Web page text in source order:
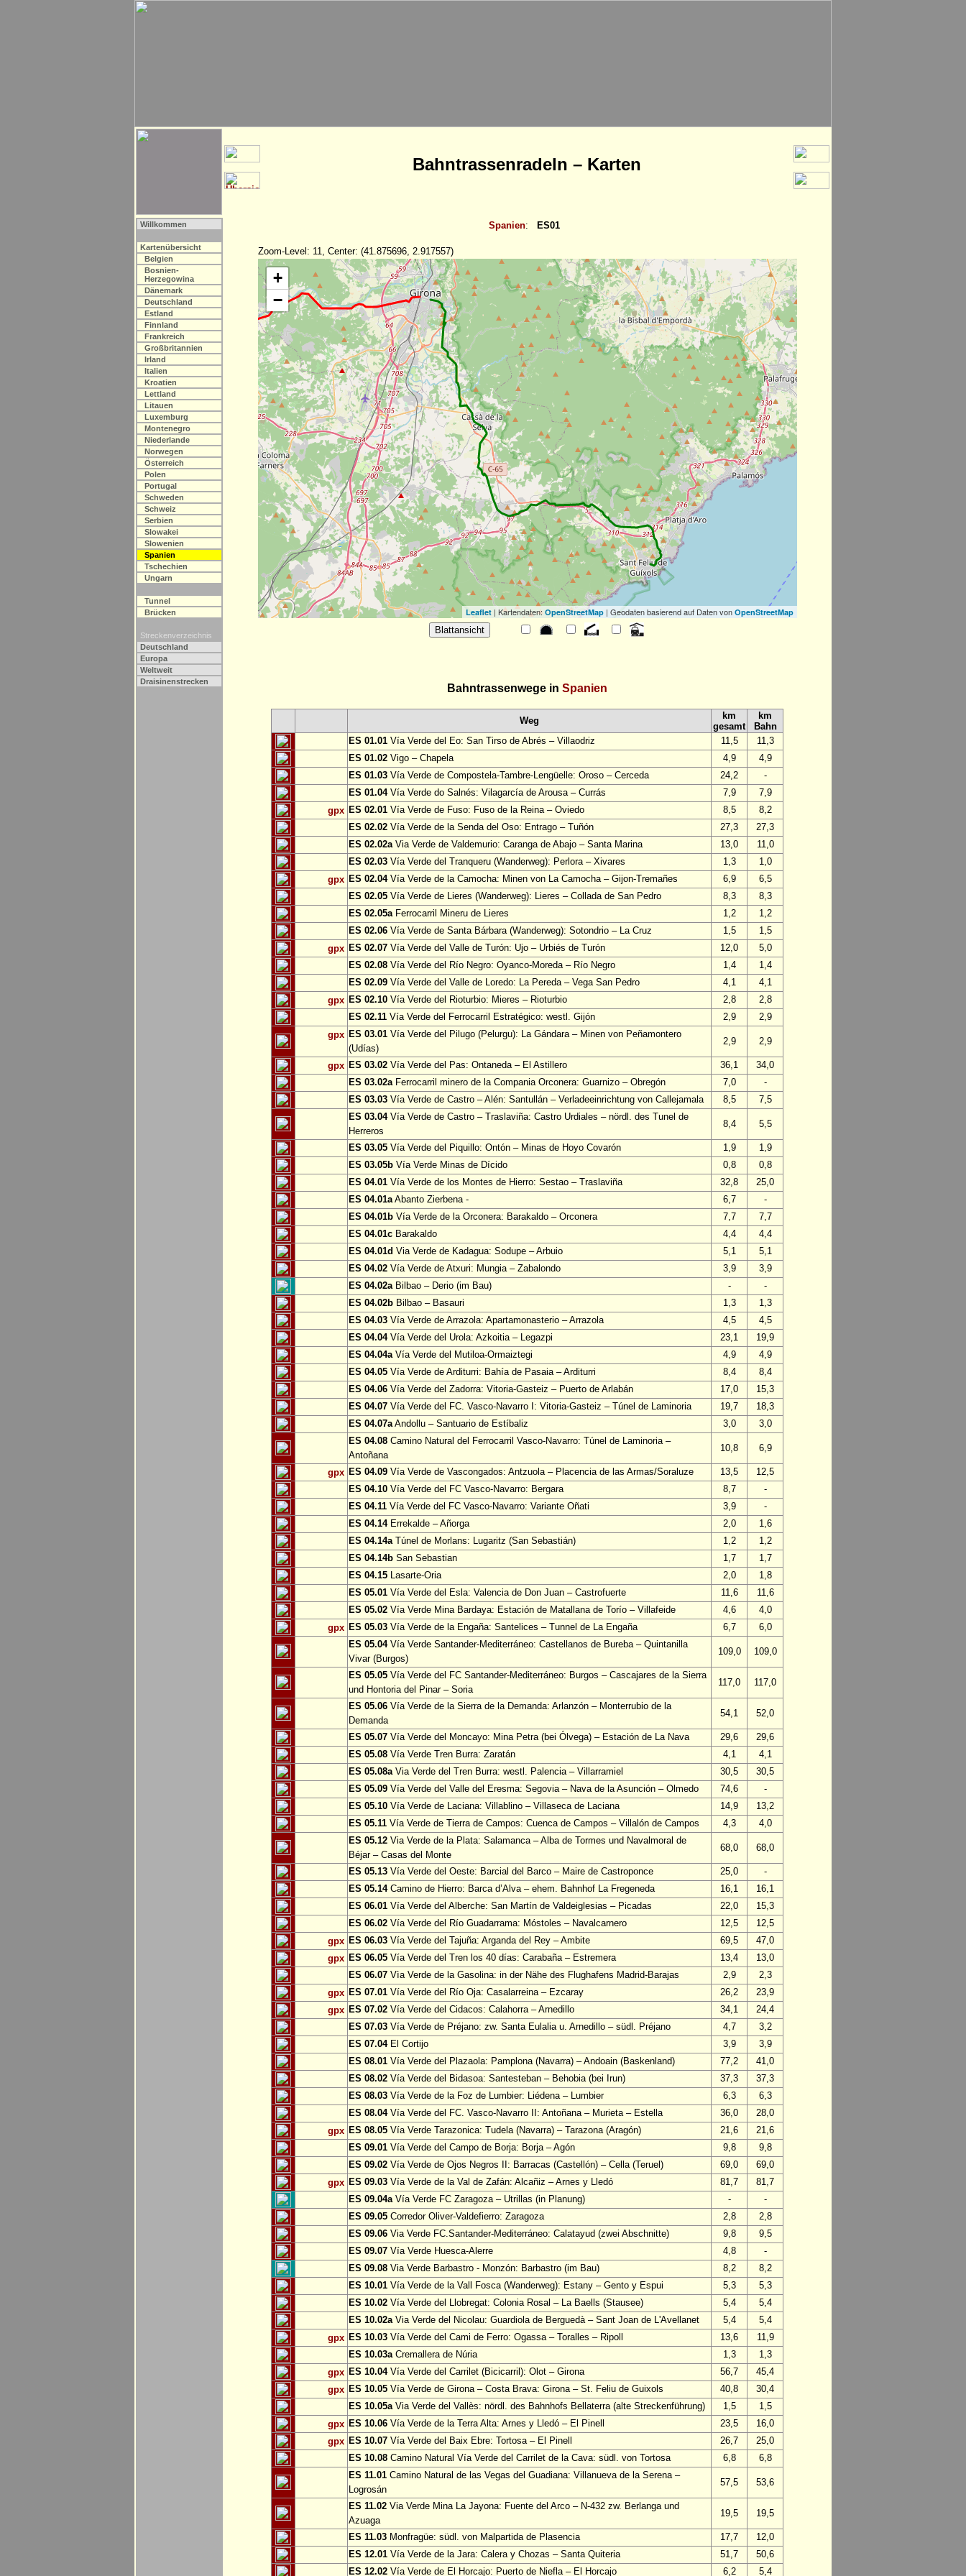
Bahntrassenradeln – Karten
Willkommen
Kartenübersicht
Belgien
Bosnien-
Herzegowina
Dänemark
Deutschland
Estland
Finnland
Frankreich
Großbritannien
Irland
Italien
Kroatien
Lettland
Litauen
Luxemburg
Montenegro
Niederlande
Norwegen
Österreich
Polen
Portugal
Schweden
Schweiz
Serbien
Slowakei
Slowenien
Spanien
Tschechien
Ungarn
Tunnel
Brücken
Streckenverzeichnis
Deutschland
Europa
Weltweit
Draisinenstrecken
Spanien: ES01
Zoom-Level: 11, Center: (41.875696, 2.917557)
+
−
Leaflet| Kartendaten: OpenStreetMap| Geodaten basierend auf Daten von OpenStreetMap
Bahntrassenwege in Spanien
Weg
km
gesamt
km
Bahn
ES 01.01 Vía Verde del Eo: San Tirso de Abrés – Villaodriz 11,5
11,3
ES 01.02 Vigo – Chapela 4,9
4,9
ES 01.03 Vía Verde de Compostela-Tambre-Lengüelle: Oroso – Cerceda 24,2
-
ES 01.04Vía Verde do Salnés: Vilagarcía de Arousa – Currás 7,9
7,9
gpx ES 02.01 Vía Verde de Fuso: Fuso de la Reina – Oviedo 8,5
8,2
ES 02.02 Vía Verde de la Senda del Oso: Entrago – Tuñón 27,3
27,3
ES 02.02aVia Verde de Valdemurio: Caranga de Abajo – Santa Marina 13,0
11,0
ES 02.03 Vía Verde del Tranqueru (Wanderweg): Perlora – Xivares 1,3
1,0
gpx ES 02.04Vía Verde de la Camocha: Minen von La Camocha – Gijon-Tremañes 6,9
6,5
ES 02.05 Vía Verde de Lieres (Wanderweg): Lieres – Collada de San Pedro 8,3
8,3
ES 02.05aFerrocarril Mineru de Lieres 1,2
1,2
ES 02.06 Vía Verde de Santa Bárbara (Wanderweg): Sotondrio – La Cruz 1,5
1,5
gpx ES 02.07 Vía Verde del Valle de Turón: Ujo – Urbiés de Turón 12,0
5,0
ES 02.08 Vía Verde del Río Negro: Oyanco-Moreda – Río Negro 1,4
1,4
ES 02.09 Vía Verde del Valle de Loredo: La Pereda – Vega San Pedro 4,1
4,1
gpx ES 02.10 Vía Verde del Rioturbio: Mieres – Rioturbio 2,8
2,8
ES 02.11 Vía Verde del Ferrocarril Estratégico: westl. Gijón 2,9
2,9
gpx ES 03.01 Vía Verde del Pilugo (Pelurgu): La Gándara – Minen von Peñamontero
(Udías)
2,9 2,9
gpx ES 03.02 Vía Verde del Pas: Ontaneda – El Astillero 36,1
34,0
ES 03.02aFerrocarril minero de la Compania Orconera: Guarnizo – Obregón 7,0
-
ES 03.03 Vía Verde de Castro – Alén: Santullán – Verladeeinrichtung von Callejamala 8,5
7,5
ES 03.04Vía Verde de Castro – Traslaviña: Castro Urdiales – nördl. des Tunel de
Herreros
8,4 5,5
ES 03.05 Vía Verde del Piquillo: Ontón – Minas de Hoyo Covarón 1,9
1,9
ES 03.05b Vía Verde Minas de Dícido 0,8
0,8
ES 04.01 Vía Verde de los Montes de Hierro: Sestao – Traslaviña 32,8
25,0
ES 04.01aAbanto Zierbena - 6,7
-
ES 04.01b Vía Verde de la Orconera: Barakaldo – Orconera 7,7
7,7
ES 04.01c Barakaldo 4,4
4,4
ES 04.01d Via Verde de Kadagua: Sodupe – Arbuio 5,1
5,1
ES 04.02 Vía Verde de Atxuri: Mungia – Zabalondo 3,9
3,9
ES 04.02aBilbao – Derio (im Bau) -
-
ES 04.02b Bilbao – Basauri 1,3
1,3
ES 04.03 Vía Verde de Arrazola: Apartamonasterio – Arrazola 4,5
4,5
ES 04.04Vía Verde del Urola: Azkoitia – Legazpi 23,1
19,9
ES 04.04aVía Verde del Mutiloa-Ormaiztegi 4,9
4,9
ES 04.05 Vía Verde de Arditurri: Bahía de Pasaia – Arditurri 8,4
8,4
ES 04.06 Vía Verde del Zadorra: Vitoria-Gasteiz – Puerto de Arlabán 17,0
15,3
ES 04.07 Vía Verde del FC. Vasco-Navarro I: Vitoria-Gasteiz – Túnel de Laminoria 19,7
18,3
ES 04.07aAndollu – Santuario de Estíbaliz 3,0
3,0
ES 04.08 Camino Natural del Ferrocarril Vasco-Navarro: Túnel de Laminoria –
Antoñana
10,8 6,9
gpx ES 04.09 Vía Verde de Vascongados: Antzuola – Placencia de las Armas/Soraluze 13,5
12,5
ES 04.10 Vía Verde del FC Vasco-Navarro: Bergara 8,7
-
ES 04.11 Vía Verde del FC Vasco-Navarro: Variante Oñati 3,9
-
ES 04.14Errekalde – Añorga 2,0
1,6
ES 04.14aTúnel de Morlans: Lugaritz (San Sebastián) 1,2
1,2
ES 04.14b San Sebastian 1,7
1,7
ES 04.15 Lasarte-Oria 2,0
1,8
ES 05.01 Vía Verde del Esla: Valencia de Don Juan – Castrofuerte 11,6
11,6
ES 05.02 Vía Verde Mina Bardaya: Estación de Matallana de Torío – Villafeide 4,6
4,0
gpx ES 05.03 Vía Verde de la Engaña: Santelices – Tunnel de La Engaña 6,7
6,0
ES 05.04Vía Verde Santander-Mediterráneo: Castellanos de Bureba – Quintanilla
Vivar (Burgos)
109,0 109,0
ES 05.05 Vía Verde del FC Santander-Mediterráneo: Burgos – Cascajares de la Sierra
und Hontoria del Pinar – Soria
117,0 117,0
ES 05.06 Vía Verde de la Sierra de la Demanda: Arlanzón – Monterrubio de la
Demanda
54,1 52,0
ES 05.07 Vía Verde del Moncayo: Mina Petra (bei Ólvega) – Estación de La Nava 29,6
29,6
ES 05.08 Vía Verde Tren Burra: Zaratán 4,1
4,1
ES 05.08aVia Verde del Tren Burra: westl. Palencia – Villarramiel 30,5
30,5
ES 05.09 Vía Verde del Valle del Eresma: Segovia – Nava de la Asunción – Olmedo 74,6
-
ES 05.10 Vía Verde de Laciana: Villablino – Villaseca de Laciana 14,9
13,2
ES 05.11 Vía Verde de Tierra de Campos: Cuenca de Campos – Villalón de Campos 4,3
4,0
ES 05.12 Via Verde de la Plata: Salamanca – Alba de Tormes und Navalmoral de
Béjar – Casas del Monte
68,0 68,0
ES 05.13 Vía Verde del Oeste: Barcial del Barco – Maire de Castroponce 25,0
-
ES 05.14Camino de Hierro: Barca d’Alva – ehem. Bahnhof La Fregeneda 16,1
16,1
ES 06.01 Vía Verde del Alberche: San Martín de Valdeiglesias – Picadas 22,0
15,3
ES 06.02 Vía Verde del Río Guadarrama: Móstoles – Navalcarnero 12,5
12,5
gpx ES 06.03 Vía Verde del Tajuña: Arganda del Rey – Ambite 69,5
47,0
gpx ES 06.05 Vía Verde del Tren los 40 días: Carabaña – Estremera 13,4
13,0
ES 06.07 Vìa Verde de la Gasolina: in der Nähe des Flughafens Madrid-Barajas 2,9
2,3
gpx ES 07.01 Vía Verde del Río Oja: Casalarreina – Ezcaray 26,2
23,9
gpx ES 07.02 Vía Verde del Cidacos: Calahorra – Arnedillo 34,1
24,4
ES 07.03 Vía Verde de Préjano: zw. Santa Eulalia u. Arnedillo – südl. Préjano 4,7
3,2
ES 07.04El Cortijo 3,9
3,9
ES 08.01 Vía Verde del Plazaola: Pamplona (Navarra) – Andoain (Baskenland) 77,2
41,0
ES 08.02 Vía Verde del Bidasoa: Santesteban – Behobia (bei Irun) 37,3
37,3
ES 08.03 Vía Verde de la Foz de Lumbier: Liédena – Lumbier 6,3
6,3
ES 08.04Vía Verde del FC. Vasco-Navarro II: Antoñana – Murieta – Estella 36,0
28,0
gpx ES 08.05 Vía Verde Tarazonica: Tudela (Navarra) – Tarazona (Aragón) 21,6
21,6
ES 09.01 Vía Verde del Campo de Borja: Borja – Agón 9,8
9,8
ES 09.02 Vía Verde de Ojos Negros II: Barracas (Castellón) – Cella (Teruel) 69,0
69,0
gpx ES 09.03 Vía Verde de la Val de Zafán: Alcañiz – Arnes y Lledó 81,7
81,7
ES 09.04aVía Verde FC Zaragoza – Utrillas (in Planung) -
-
ES 09.05 Corredor Oliver-Valdefierro: Zaragoza 2,8
2,8
ES 09.06 Via Verde FC.Santander-Mediterráneo: Calatayud (zwei Abschnitte) 9,8
9,5
ES 09.07 Vía Verde Huesca-Alerre 4,8
-
ES 09.08 Via Verde Barbastro - Monzón: Barbastro (im Bau) 8,2
8,2
ES 10.01 Vía Verde de la Vall Fosca (Wanderweg): Estany – Gento y Espui 5,3
5,3
ES 10.02 Vía Verde del Llobregat: Colonia Rosal – La Baells (Stausee) 5,4
5,4
ES 10.02aVia Verde del Nicolau: Guardiola de Berguedà – Sant Joan de L'Avellanet 5,4
5,4
gpx ES 10.03 Vía Verde del Cami de Ferro: Ogassa – Toralles – Ripoll 13,6
11,9
ES 10.03aCremallera de Núria 1,3
1,3
gpx ES 10.04Vía Verde del Carrilet (Bicicarril): Olot – Girona 56,7
45,4
gpx ES 10.05 Vía Verde de Girona – Costa Brava: Girona – St. Feliu de Guixols 40,8
30,4
ES 10.05aVia Verde del Vallès: nördl. des Bahnhofs Bellaterra (alte Streckenführung) 1,5
1,5
gpx ES 10.06 Vía Verde de la Terra Alta: Arnes y Lledó – El Pinell 23,5
16,0
gpx ES 10.07 Vía Verde del Baix Ebre: Tortosa – El Pinell 26,7
25,0
ES 10.08 Camino Natural Vía Verde del Carrilet de la Cava: südl. von Tortosa 6,8
6,8
ES 11.01 Camino Natural de las Vegas del Guadiana: Villanueva de la Serena –
Logrosán
57,5 53,6
ES 11.02 Via Verde Mina La Jayona: Fuente del Arco – N-432 zw. Berlanga und
Azuaga
19,5 19,5
ES 11.03 Monfragüe: südl. von Malpartida de Plasencia 17,7
12,0
ES 12.01 Vía Verde de la Jara: Calera y Chozas – Santa Quiteria 51,7
50,6
ES 12.02 Vía Verde de El Horcajo: Puerto de Niefla – El Horcajo 6,2 5,4